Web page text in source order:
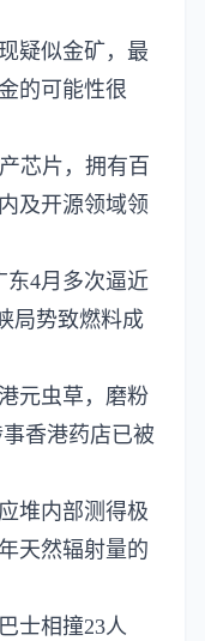
疑似金矿，最
的可能性很
芯片，拥有百
及开源领域领
东4月多次逼近
局势致燃料成
元虫草，磨粉
香港药店已被
堆内部测得极
天然辐射量的
士相撞23人